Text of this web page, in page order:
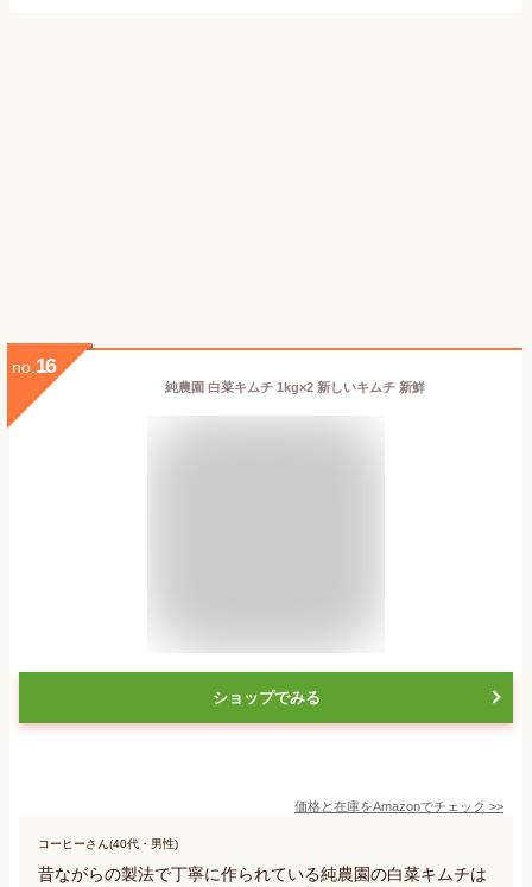
no. 16
純農園 白菜キムチ 1kg×2 新しいキムチ 新鮮
ショップでみる
価格と在庫をAmazonでチェック >>
コーヒーさん(40代・男性)
昔ながらの製法で丁寧に作られている純農園の白菜キムチは